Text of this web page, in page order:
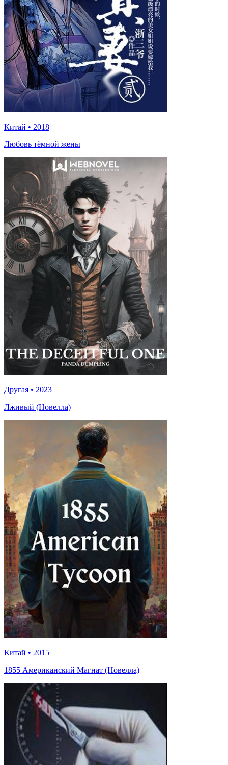
Китай • 2018
Любовь тёмной жены
Другая • 2023
Лживый (Новелла)
Китай • 2015
1855 Американский Магнат (Новелла)